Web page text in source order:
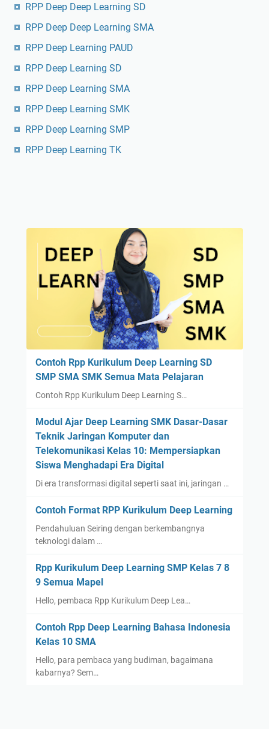
RPP Deep Deep Learning SD
RPP Deep Deep Learning SMA
RPP Deep Learning PAUD
RPP Deep Learning SD
RPP Deep Learning SMA
RPP Deep Learning SMK
RPP Deep Learning SMP
RPP Deep Learning TK
Contoh Rpp Kurikulum Deep Learning SD
SMP SMA SMK Semua Mata Pelajaran
Contoh Rpp Kurikulum Deep Learning S…
Modul Ajar Deep Learning SMK Dasar-Dasar
Teknik Jaringan Komputer dan
Telekomunikasi Kelas 10: Mempersiapkan
Siswa Menghadapi Era Digital
Di era transformasi digital seperti saat ini, jaringan …
Contoh Format RPP Kurikulum Deep Learning
Pendahuluan Seiring dengan berkembangnya
teknologi dalam …
Rpp Kurikulum Deep Learning SMP Kelas 7 8
9 Semua Mapel
Hello, pembaca Rpp Kurikulum Deep Lea…
Contoh Rpp Deep Learning Bahasa Indonesia
Kelas 10 SMA
Hello, para pembaca yang budiman, bagaimana
kabarnya? Sem…